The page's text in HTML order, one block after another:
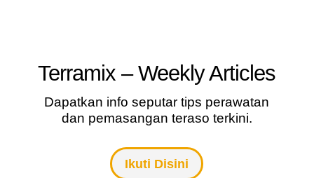
Terramix – Weekly Articles
Dapatkan info seputar tips perawatan
dan pemasangan teraso terkini.
Ikuti Disini